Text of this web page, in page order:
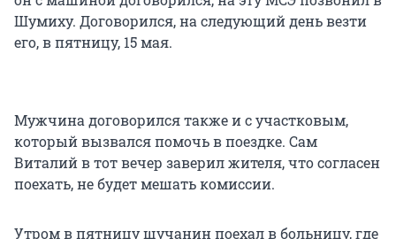
Шумиху. Договорился, на следующий день везти
его, в пятницу, 15 мая.
Мужчина договорился также и с участковым,
который вызвался помочь в поездке. Сам
Виталий в тот вечер заверил жителя, что согласен
поехать, не будет мешать комиссии.
Утром в пятницу щучанин поехал в больницу, где